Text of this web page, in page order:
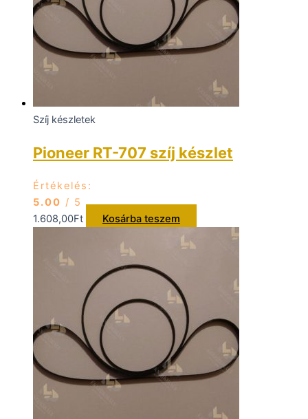
Szíj készletek
Pioneer RT-707 szíj készlet
Értékelés:
5.00 / 5
1.608,00Ft Kosárba teszem